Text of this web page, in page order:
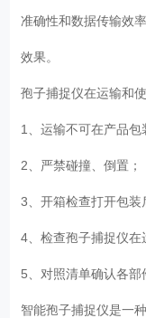
准确性和数据传输效
效果。
孢子捕捉仪在运输和
1、运输不可在产品
2、严禁碰撞、倒置；
3、开箱检查打开包
4、检查孢子捕捉仪
5、对照清单确认各
智能孢子捕捉仪是一